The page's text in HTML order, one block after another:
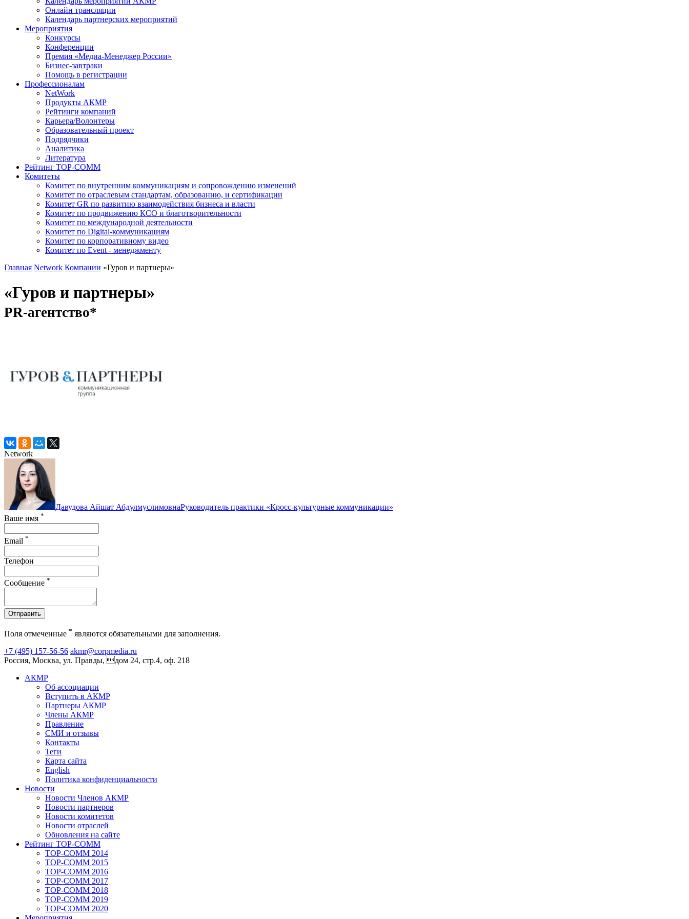
Онлайн трансляции
Календарь партнерских мероприятий
Мероприятия
Конкурсы
Конференции
Премия «Медиа-Менеджер России»
Бизнес-завтраки
Помощь в регистрации
Профессионалам
NetWork
Продукты АКМР
Рейтинги компаний
Карьера/Волонтеры
Образовательный проект
Подрядчики
Аналитика
Литература
Рейтинг TOP-COMM
Комитеты
Комитет по внутренним коммуникациям и сопровождению изменений
Комитет по отраслевым стандартам, образованию, и сертификации
Комитет GR по развитию взаимодействия бизнеса и власти
Комитет по продвижению КСО и благотворительности
Комитет по международной деятельности
Комитет по Digital-коммуникациям
Комитет по корпоративному видео
Комитет по Event - менеджменту
Главная Network Компании «Гуров и партнеры»
«Гуров и партнеры»
PR-агентство*
Network
Давудова Айшат АбдулмуслимовнаРуководитель практики «Кросс-культурные коммуникации»
Ваше имя *
Email *
Телефон
Сообщение *
Отправить
Поля отмеченные * являются обязательными для заполнения.
+7 (495) 157-56-56 akmr@corpmedia.ru
Россия, Москва, ул. Правды, дом 24, стр.4, оф. 218
АКМР
Об ассоциации
Вступить в АКМР
Партнеры АКМР
Члены АКМР
Правление
СМИ и отзывы
Контакты
Теги
Карта сайта
English
Политика конфиденциальности
Новости
Новости Членов АКМР
Новости партнеров
Новости комитетов
Новости отраслей
Обновления на сайте
Рейтинг TOP-COMM
TOP-COMM 2014
TOP-COMM 2015
TOP-COMM 2016
TOP-COMM 2017
TOP-COMM 2018
TOP-COMM 2019
TOP-COMM 2020